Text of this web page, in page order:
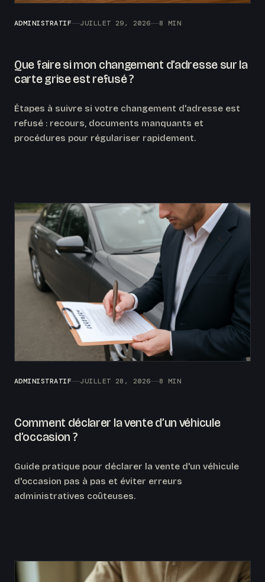
ADMINISTRATIF JUILLET 29, 2026 8 MIN
Que faire si mon changement d’adresse sur la
carte grise est refusé ?
Étapes à suivre si votre changement d'adresse est
refusé : recours, documents manquants et
procédures pour régulariser rapidement.
ADMINISTRATIF JUILLET 28, 2026 8 MIN
Comment déclarer la vente d’un véhicule
d’occasion ?
Guide pratique pour déclarer la vente d'un véhicule
d'occasion pas à pas et éviter erreurs
administratives coûteuses.